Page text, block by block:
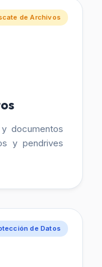
de Archivos
documentos
y pendrives
de Datos